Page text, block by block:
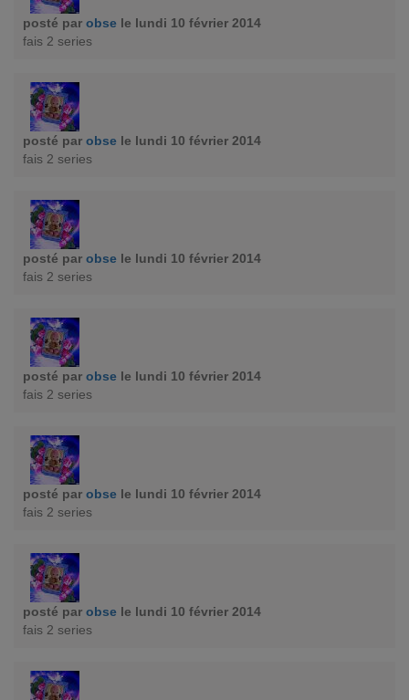
posté par obse le lundi 10 février 2014
fais 2 series
posté par obse le lundi 10 février 2014
fais 2 series
posté par obse le lundi 10 février 2014
fais 2 series
posté par obse le lundi 10 février 2014
fais 2 series
posté par obse le lundi 10 février 2014
fais 2 series
posté par obse le lundi 10 février 2014
fais 2 series